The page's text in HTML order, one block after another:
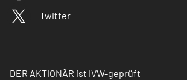
Twitter
DER AKTIONÄR ist IVW-geprüft